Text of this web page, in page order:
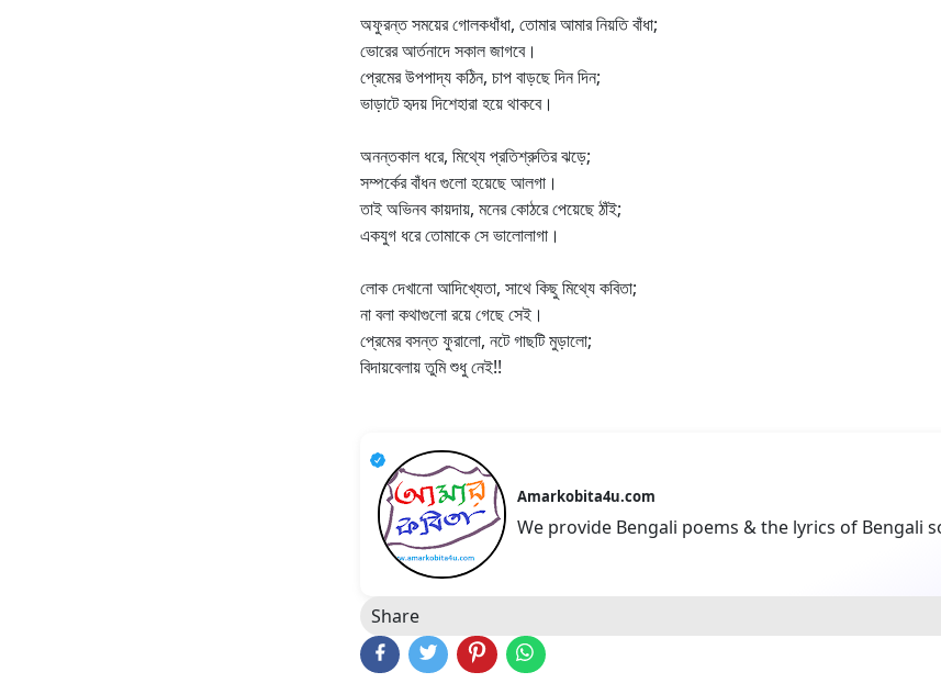
অফুরন্ত সময়ের গোলকধাঁধা, তোমার আমার নিয়তি বাঁধা;
ভোরের আর্তনাদে সকাল জাগবে।
প্রেমের উপপাদ্য কঠিন, চাপ বাড়ছে দিন দিন;
ভাড়াটে হৃদয় দিশেহারা হয়ে থাকবে।
অনন্তকাল ধরে, মিথ্যে প্রতিশ্রুতির ঝড়ে;
সম্পর্কের বাঁধন গুলো হয়েছে আলগা।
তাই অভিনব কায়দায়, মনের কোঠরে পেয়েছে ঠাঁই;
একযুগ ধরে তোমাকে সে ভালোলাগা।
লোক দেখানো আদিখ্যেতা, সাথে কিছু মিথ্যে কবিতা;
না বলা কথাগুলো রয়ে গেছে সেই।
প্রেমের বসন্ত ফুরালো, নটে গাছটি মুড়ালো;
বিদায়বেলায় তুমি শুধু নেই!!
Amarkobita4u.com
We provide Bengali poems & the lyrics of Bengali
Share